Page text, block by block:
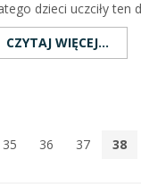
dzieci uczciły ten
CZYTAJ WIĘCEJ...
35 36 37 38